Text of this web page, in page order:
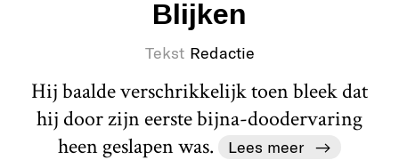
Blijken
Tekst Redactie
Hij baalde verschrikkelijk toen bleek dat
hij door zijn eerste bijna-doodervaring
heen geslapen was.
Lees meer